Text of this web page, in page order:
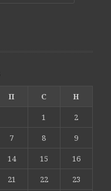
П С
Н
1
2
7 8
9
14 15
16
21 22 23